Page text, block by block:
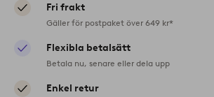
Fri frakt
Gäller för postpaket över 649 kr*
Flexibla betalsätt
Betala nu, senare eller dela upp
Enkel retur